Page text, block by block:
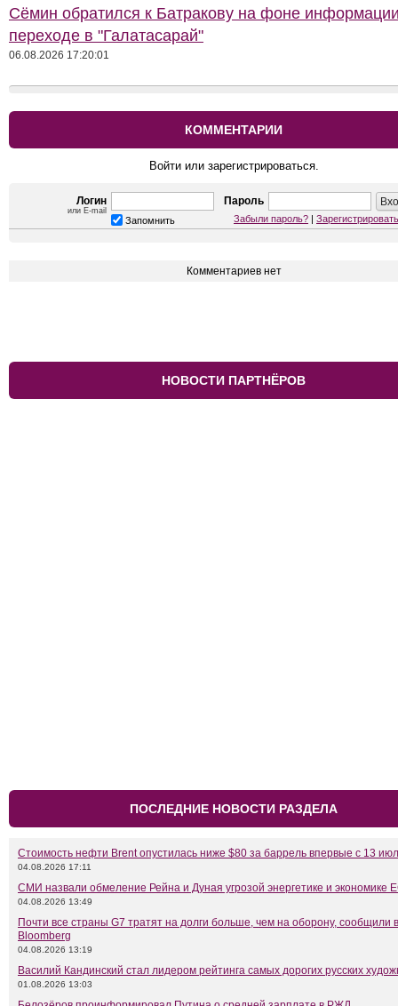
Сёмин обратился к Батракову на фоне
переходе в "Галатасарай"
06.08.2026 17:20:01
КОММЕНТАРИИ
Войти или зарегистрироваться.
Логин
или E-mail
Пароль
Запомнить Забыли пароль? |
Комментариев нет
НОВОСТИ ПАРТНЁРОВ
ПОСЛЕДНИЕ НОВОСТИ РАЗДЕЛА
Стоимость нефти Brent опустилась ниже $80 за баррель впервые с 13
04.08.2026 17:11
СМИ назвали обмеление Рейна и Дуная угрозой энергетике и экономике
04.08.2026 13:49
Почти все страны G7 тратят на долги больше, чем на оборону, сообщили в
Bloomberg
04.08.2026 13:19
Василий Кандинский стал лидером рейтинга самых дорогих русских
01.08.2026 13:03